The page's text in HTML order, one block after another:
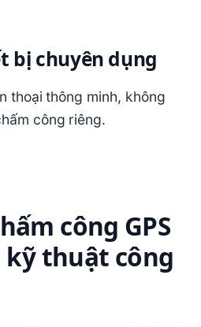
bị chuyên dụng
thoại thông minh, không
công riêng.
công GPS
kỹ thuật công